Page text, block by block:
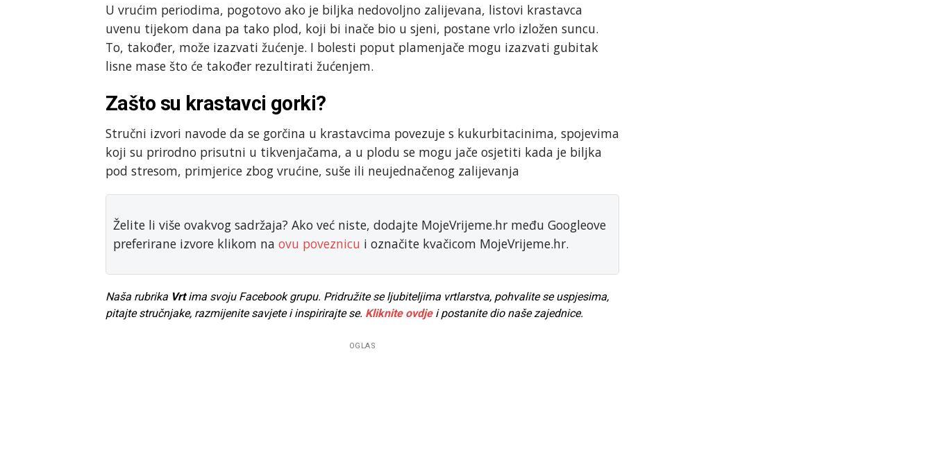
U vrućim periodima, pogotovo ako je biljka nedovoljno zalijevana, listovi krastavca
uvenu tijekom dana pa tako plod, koji bi inače bio u sjeni, postane vrlo izložen suncu.
To, također, može izazvati žućenje. I bolesti poput plamenjače mogu izazvati gubitak
lisne mase što će također rezultirati žućenjem.
Zašto su krastavci gorki?
Stručni izvori navode da se gorčina u krastavcima povezuje s kukurbitacinima, spojevima
koji su prirodno prisutni u tikvenjačama, a u plodu se mogu jače osjetiti kada je biljka
pod stresom, primjerice zbog vrućine, suše ili neujednačenog zalijevanja
Želite li više ovakvog sadržaja? Ako već niste, dodajte MojeVrijeme.hr među Googleove
preferirane izvore klikom na ovu poveznicu i označite kvačicom MojeVrijeme.hr.
Naša rubrika Vrtima svoju Facebook grupu. Pridružite se ljubiteljima vrtlarstva, pohvalite se uspjesima,
pitajte stručnjake, razmijenite savjete i inspirirajte se. Kliknite ovdjei postanite dio naše zajednice.
OGLAS